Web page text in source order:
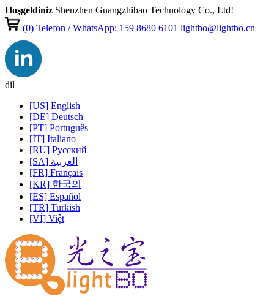
Hoşgeldiniz Shenzhen Guangzhibao Technology Co., Ltd!
(0)Telefon / WhatsApp: 159 8680 6101 lightbo@lightbo.cn
dil
[US] English
[DE] Deutsch
[PT] Português
[İT] Italiano
[RU] Pусский
[SA] العربية
[FR] Français
[KR] 한국의
[ES] Español
[TR] Turkish
[Vİ] Việt